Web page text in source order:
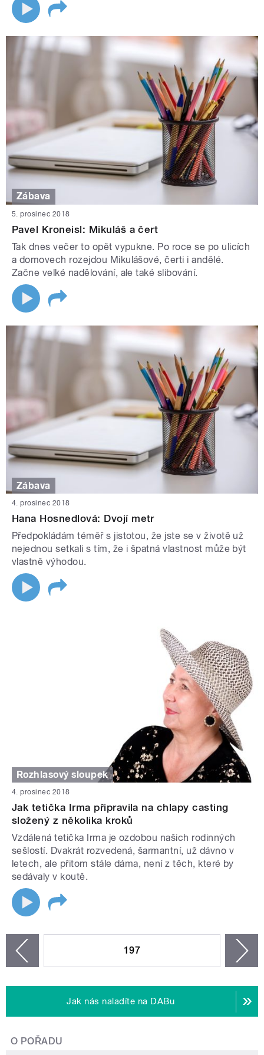
Zábava
5. prosinec 2018
Pavel Kroneisl: Mikuláš a čert
Tak dnes večer to opět vypukne. Po roce se po ulicích
a domovech rozejdou Mikulášové, čerti i andělé.
Začne velké nadělování, ale také slibování.
Zábava
4. prosinec 2018
Hana Hosnedlová: Dvojí metr
Předpokládám téměř s jistotou, že jste se v životě už
nejednou setkali s tím, že i špatná vlastnost může být
vlastně výhodou.
Rozhlasový sloupek
4. prosinec 2018
Jak tetička Irma připravila na chlapy casting
složený z několika kroků
Vzdálená tetička Irma je ozdobou našich rodinných
sešlostí. Dvakrát rozvedená, šarmantní, už dávno v
letech, ale přitom stále dáma, není z těch, které by
sedávaly v koutě.
197
Jak nás naladíte na DABu
O POŘADU